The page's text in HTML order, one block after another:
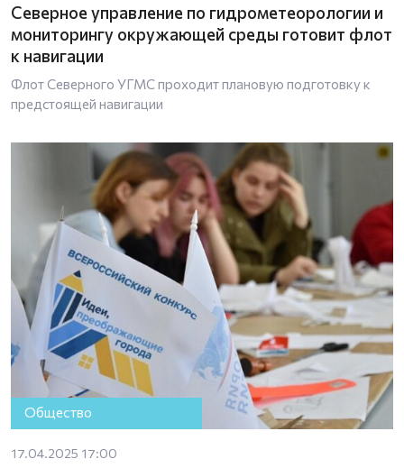
Северное управление по гидрометеорологии и
мониторингу окружающей среды готовит флот
к навигации
Флот Северного УГМС проходит плановую подготовку к
предстоящей навигации
Общество
17.04.2025 17:00